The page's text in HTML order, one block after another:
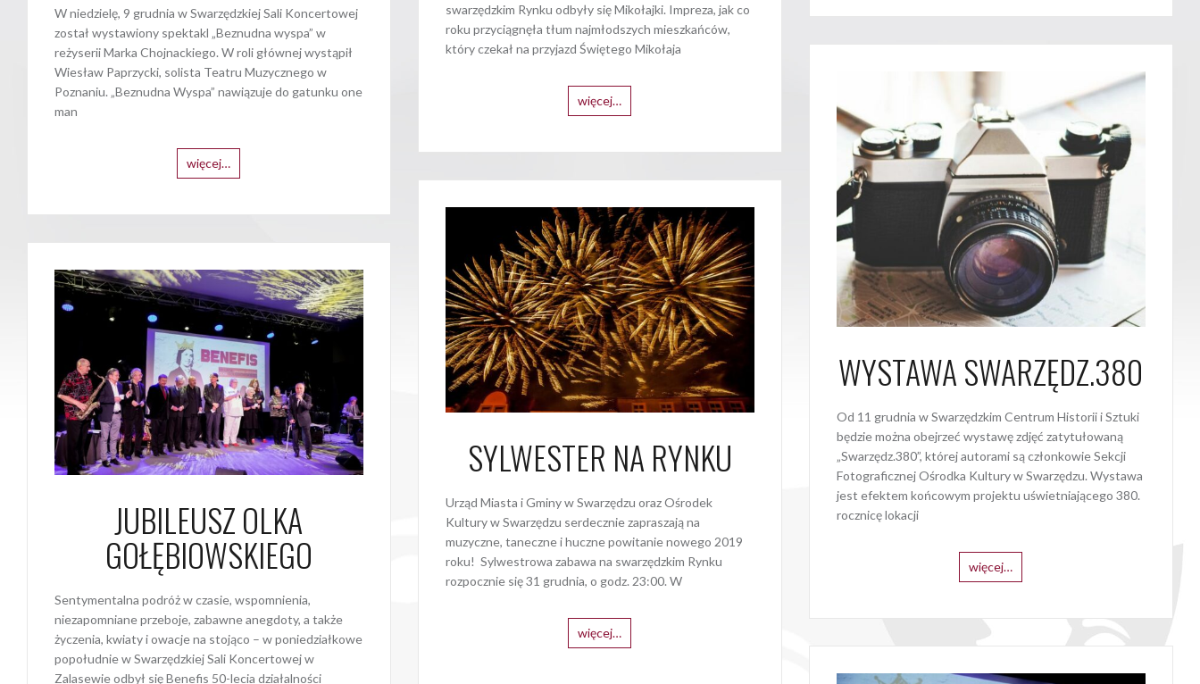
W niedzielę, 9 grudnia w Swarzędzkiej Sali Koncertowej
został wystawiony spektakl „Beznudna wyspa” w
reżyserii Marka Chojnackiego. W roli głównej wystąpił
Wiesław Paprzycki, solista Teatru Muzycznego w
Poznaniu. „Beznudna Wyspa” nawiązuje do gatunku one
man
więcej…
swarzędzkim Rynku odbyły się Mikołajki. Impreza, jak co
roku przyciągnęła tłum najmłodszych mieszkańców,
który czekał na przyjazd Świętego Mikołaja
więcej…
WYSTAWA SWARZĘDZ.380
Od 11 grudnia w Swarzędzkim Centrum Historii i Sztuki
będzie można obejrzeć wystawę zdjęć zatytułowaną
„Swarzędz.380”, której autorami są członkowie Sekcji
Fotograficznej Ośrodka Kultury w Swarzędzu. Wystawa
jest efektem końcowym projektu uświetniającego 380.
rocznicę lokacji
więcej…
SYLWESTER NA RYNKU
Urząd Miasta i Gminy w Swarzędzu oraz Ośrodek
Kultury w Swarzędzu serdecznie zapraszają na
muzyczne, taneczne i huczne powitanie nowego 2019
roku! Sylwestrowa zabawa na swarzędzkim Rynku
rozpocznie się 31 grudnia, o godz. 23:00. W
więcej…
JUBILEUSZ OLKA
GOŁĘBIOWSKIEGO
Sentymentalna podróż w czasie, wspomnienia,
niezapomniane przeboje, zabawne anegdoty, a także
życzenia, kwiaty i owacje na stojąco – w poniedziałkowe
popołudnie w Swarzędzkiej Sali Koncertowej w
Zalasewie odbył się Benefis 50-lecia działalności